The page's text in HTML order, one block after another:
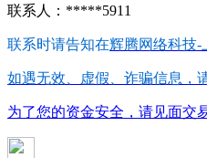
联系人：*****5911
联系时请告知在辉腾网络科技-
如遇无效、虚假、诈骗信息，
为了您的资金安全，请见面交